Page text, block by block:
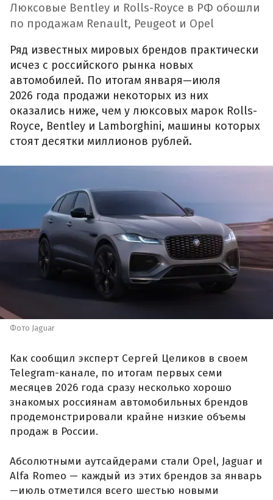
Люксовые Bentley и Rolls-Royce в РФ обошли
по продажам Renault, Peugeot и Opel
Ряд известных мировых брендов практически
исчез с российского рынка новых
автомобилей. По итогам января—июля
2026 года продажи некоторых из них
оказались ниже, чем у люксовых марок Rolls-
Royce, Bentley и Lamborghini, машины которых
стоят десятки миллионов рублей.
Фото Jaguar
Как сообщил эксперт Сергей Целиков в своем
Telegram-канале, по итогам первых семи
месяцев 2026 года сразу несколько хорошо
знакомых россиянам автомобильных брендов
продемонстрировали крайне низкие объемы
продаж в России.
Абсолютными аутсайдерами стали Opel, Jaguar и
Alfa Romeo — каждый из этих брендов за январь
—июль отметился всего шестью новыми